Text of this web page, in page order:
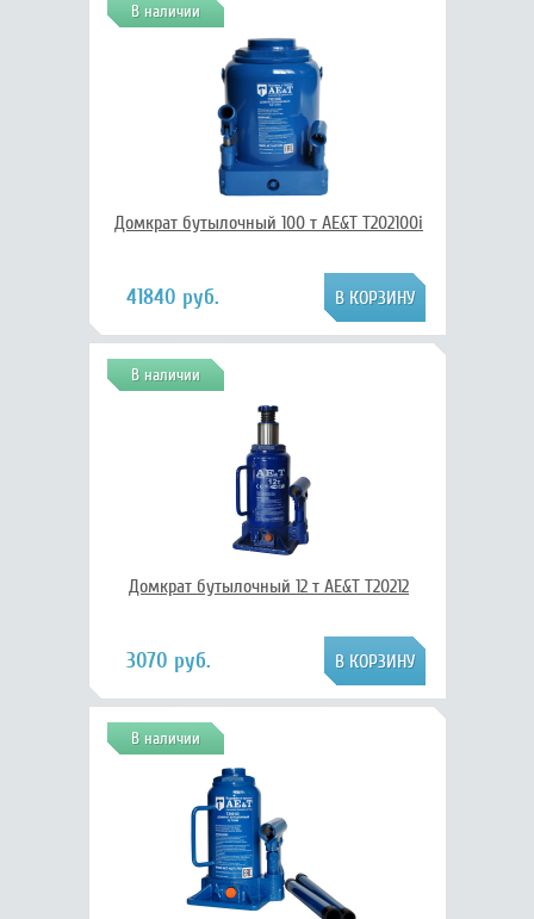
В наличии
Домкрат бутылочный 100 т AE&T T202100i
41840 руб.
В наличии
Домкрат бутылочный 12 т AE&T T20212
3070 руб.
В наличии